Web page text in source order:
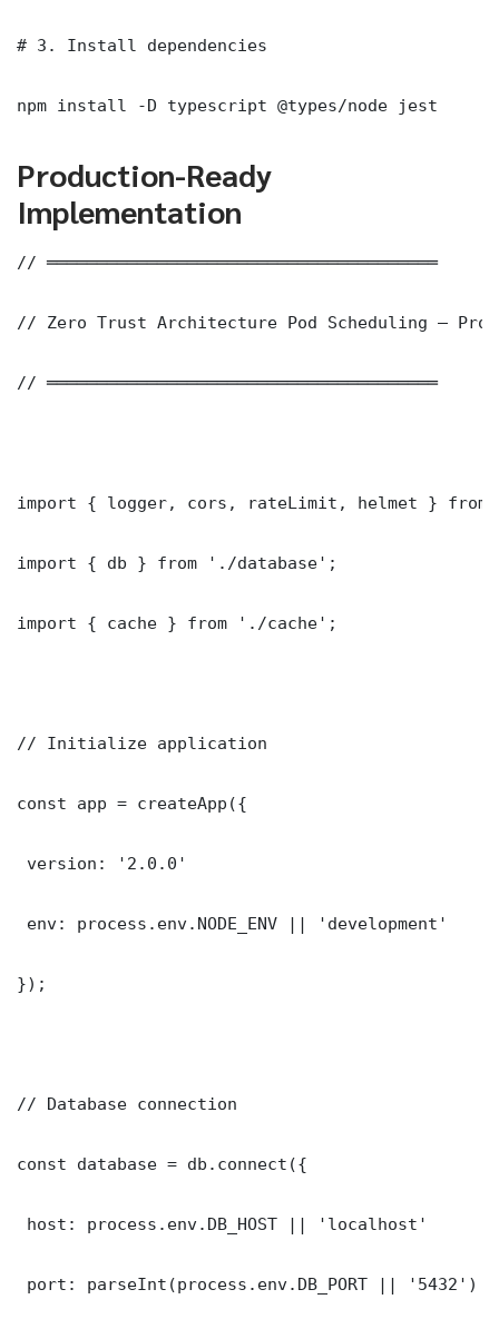
# 3. Install dependencies
npm install -D typescript @types/node jest
Production-Ready
Implementation
// ═══════════════════════════════════════
// Zero Trust Architecture Pod Scheduling —
// ═══════════════════════════════════════
import { logger, cors, rateLimit, helmet } from
import { db } from './database';
import { cache } from './cache';
// Initialize application
const app = createApp({
version: '2.0.0'
env: process.env.NODE_ENV || 'development'
});
// Database connection
const database = db.connect({
host: process.env.DB_HOST || 'localhost'
port: parseInt(process.env.DB_PORT || '5432')